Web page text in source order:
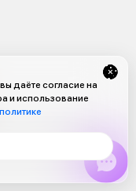
даёте согласие на
и использование
политике